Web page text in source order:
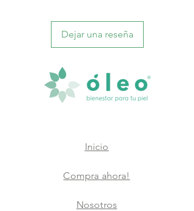
Dejar una reseña
Inicio
Compra ahora!
Nosotros